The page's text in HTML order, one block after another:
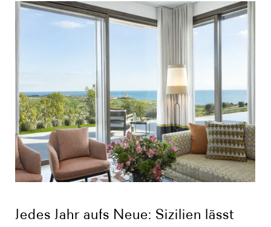
Jedes Jahr aufs Neue: Sizilien lässt